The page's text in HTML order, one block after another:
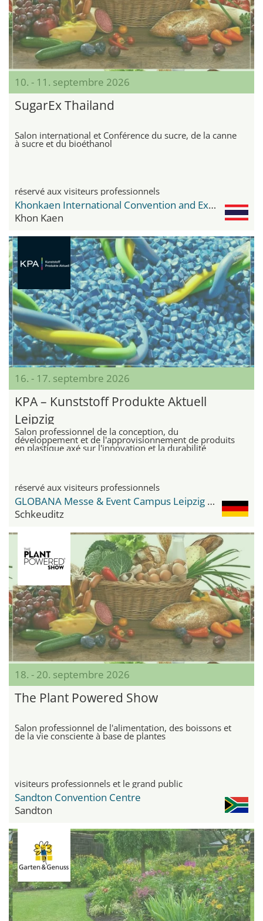
10. - 11. septembre 2026
SugarEx Thailand
Salon international et Conférence du sucre, de la canne
à sucre et du bioéthanol
réservé aux visiteurs professionnels
Khonkaen International Convention and Exhibition Center KICE
Khon Kaen
16. - 17. septembre 2026
KPA – Kunststoff Produkte Aktuell
Leipzig
Salon professionnel de la conception, du
développement et de l'approvisionnement de produits
en plastique axé sur l'innovation et la durabilité
réservé aux visiteurs professionnels
GLOBANA Messe & Event Campus Leipzig / Halle
Schkeuditz
18. - 20. septembre 2026
The Plant Powered Show
Salon professionnel de l'alimentation, des boissons et
de la vie consciente à base de plantes
visiteurs professionnels et le grand public
Sandton Convention Centre
Sandton